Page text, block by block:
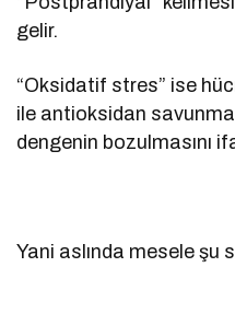
gelir.
“Oksidatif stres” ise
ile antioksidan
dengenin bozulmasını
Yani aslında mesele şu